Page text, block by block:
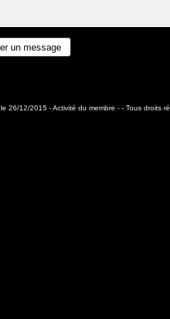
le 26/12/2015 -Activité du membre - - Tous droits